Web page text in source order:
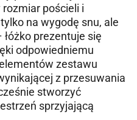
pościeli i
na wygodę snu, ale
prezentuje się
odpowiedniemu
zestawu
z przesuwania
stworzyć
sprzyjającą